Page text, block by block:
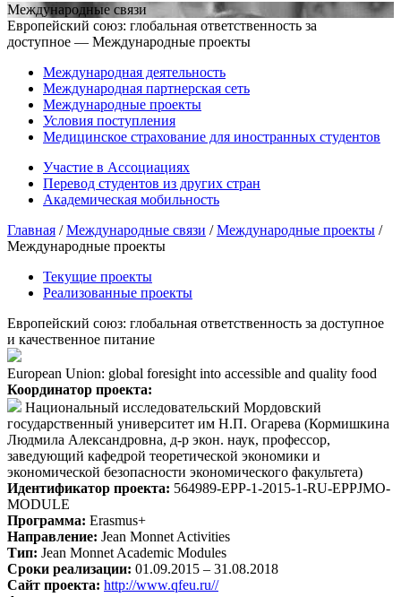
Международные связи
Европейский союз: глобальная ответственность за
доступное — Международные проекты
Международная деятельность
Международная партнерская сеть
Международные проекты
Условия поступления
Медицинское страхование для иностранных студентов
Участие в Ассоциациях
Перевод студентов из других стран
Академическая мобильность
Главная /Международные связи /Международные проекты /
Международные проекты
Текущие проекты
Реализованные проекты
Европейский союз: глобальная ответственность за доступное
и качественное питание
European Union: global foresight into accessible and quality food
Координатор проекта:
Национальный исследовательский Мордовский
государственный университет им Н.П. Огарева (Кормишкина
Людмила Александровна, д-р экон. наук, профессор,
заведующий кафедрой теоретической экономики и
экономической безопасности экономического факультета)
Идентификатор проекта: 564989-EPP-1-2015-1-RU-EPPJMO-
MODULE
Программа: Erasmus+
Направление: Jean Monnet Activities
Тип: Jean Monnet Academic Modules
Сроки реализации: 01.09.2015 – 31.08.2018
Сайт проекта: http://www.qfeu.ru//